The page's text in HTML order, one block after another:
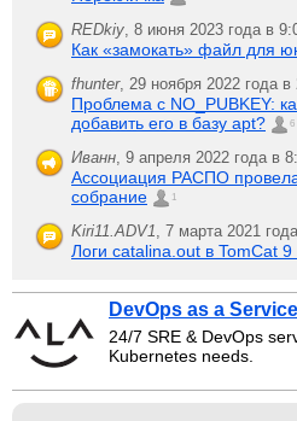
REDkiy, 8 июня 2023 года в
Как «замокать» файл для
fhunter, 29 ноября 2022 года
Проблема с NO_PUBKEY:
добавить его в базу apt?
6
Иванн, 9 апреля 2022 года в
Ассоциация РАСПО
собрание
1
Kiri11.ADV1, 7 марта 2021
Логи catalina.out в TomCat
DevOps as a
24/7 SRE & DevOps
Kubernetes needs.